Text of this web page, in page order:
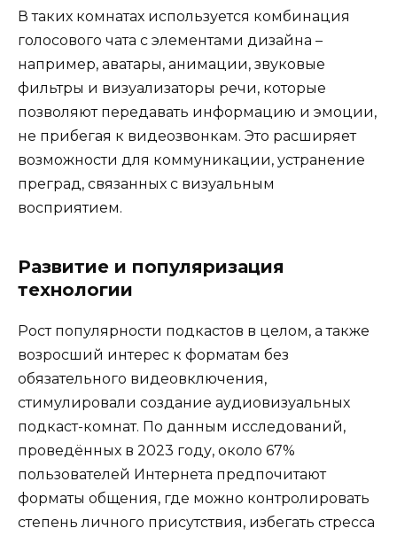
В таких комнатах используется комбинация
голосового чата с элементами дизайна –
например, аватары, анимации, звуковые
фильтры и визуализаторы речи, которые
позволяют передавать информацию и эмоции,
не прибегая к видеозвонкам. Это расширяет
возможности для коммуникации, устранение
преград, связанных с визуальным
восприятием.
Развитие и популяризация
технологии
Рост популярности подкастов в целом, а также
возросший интерес к форматам без
обязательного видеовключения,
стимулировали создание аудиовизуальных
подкаст-комнат. По данным исследований,
проведённых в 2023 году, около 67%
пользователей Интернета предпочитают
форматы общения, где можно контролировать
степень личного присутствия, избегать стресса